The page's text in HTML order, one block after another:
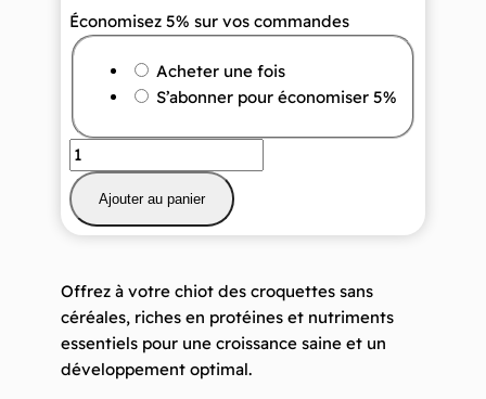
Économisez 5% sur vos commandes
type
d’achat
Acheter une fois
S’abonner pour économiser5%
quantité
de
1
paquet
12
kg
croquettes
Ajouter au panier
Offrez à votre chiot des croquettes sans
céréales, riches en protéines et nutriments
essentiels pour une croissance saine et un
développement optimal.